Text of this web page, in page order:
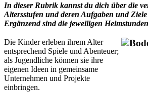
In dieser Rubrik kannst du dich über die
Altersstufen und deren Aufgaben und
Ergänzend sind die jeweiligen
Die Kinder erleben ihrem Alter
entsprechend Spiele und Abenteuer;
als Jugendliche können sie ihre
eigenen Ideen in gemeinsame
Unternehmen und Projekte
einbringen.